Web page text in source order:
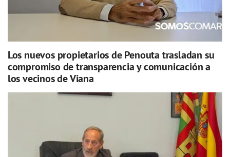
Los nuevos propietarios de Penouta trasladan su
compromiso de transparencia y comunicación a
los vecinos de Viana